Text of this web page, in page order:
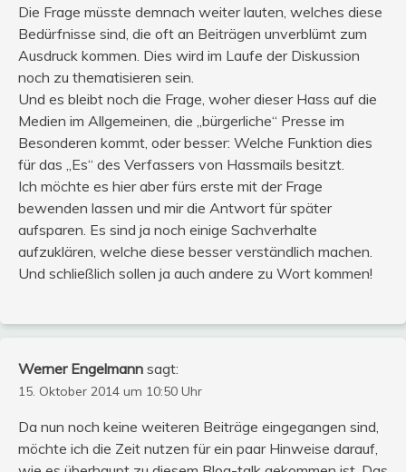
Die Frage müsste demnach weiter lauten, welches diese
Bedürfnisse sind, die oft an Beiträgen unverblümt zum
Ausdruck kommen. Dies wird im Laufe der Diskussion
noch zu thematisieren sein.
Und es bleibt noch die Frage, woher dieser Hass auf die
Medien im Allgemeinen, die „bürgerliche“ Presse im
Besonderen kommt, oder besser: Welche Funktion dies
für das „Es“ des Verfassers von Hassmails besitzt.
Ich möchte es hier aber fürs erste mit der Frage
bewenden lassen und mir die Antwort für später
aufsparen. Es sind ja noch einige Sachverhalte
aufzuklären, welche diese besser verständlich machen.
Und schließlich sollen ja auch andere zu Wort kommen!
Werner Engelmann sagt:
15. Oktober 2014 um 10:50 Uhr
Da nun noch keine weiteren Beiträge eingegangen sind,
möchte ich die Zeit nutzen für ein paar Hinweise darauf,